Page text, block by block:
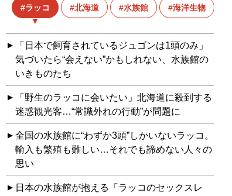
ラッコ 北海道 水族館 海洋生物
「日本で飼育されているジュゴンは1頭のみ」
気づいたら“会えない”かもしれない、水族館の
いきものたち
「野生のラッコに会いたい」北海道に殺到する
迷惑観光客…“常識外れの行動”が問題に
全国の水族館に“わずか3頭”しかいないラッコ。
輸入も繁殖も難しい…それでも諦めない人々の
思い
日本の水族館が抱える「ラッコのセックスレ